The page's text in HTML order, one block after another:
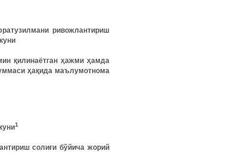
ривожлантириш
куни
қилинаётган ҳажми ҳамда
ҳақида маълумотнома
1
солиғи бўйича жорий